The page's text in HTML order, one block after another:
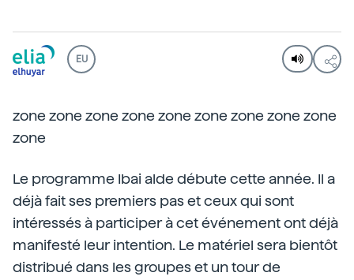
EU
zone zone zone zone zone zone zone zone zone
zone
Le programme Ibai alde débute cette année. Il a
déjà fait ses premiers pas et ceux qui sont
intéressés à participer à cet événement ont déjà
manifesté leur intention. Le matériel sera bientôt
distribué dans les groupes et un tour de